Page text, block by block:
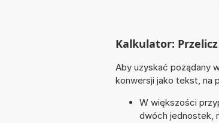
Kalkulator:
Aby uzyskać pożądany
konwersji jako tekst, na
W większości
dwóch jednostek,